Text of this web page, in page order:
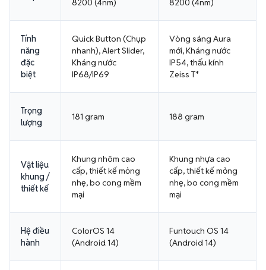
8200 (4nm)
8200 (4nm)
Tính
năng
đặc
biệt
Quick Button (Chụp
nhanh), Alert Slider,
Kháng nước
IP68/IP69
Vòng sáng Aura
mới, Kháng nước
IP54, thấu kính
Zeiss T*
Trọng
lượng
181 gram 188 gram
Vật liệu
khung /
thiết kế
Khung nhôm cao
cấp, thiết kế mỏng
nhẹ, bo cong mềm
mại
Khung nhựa cao
cấp, thiết kế mỏng
nhẹ, bo cong mềm
mại
Hệ điều
hành
ColorOS 14
(Android 14)
Funtouch OS 14
(Android 14)